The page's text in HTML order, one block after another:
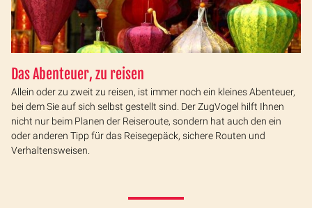
Das Abenteuer, zu reisen
Allein oder zu zweit zu reisen, ist immer noch ein kleines Abenteuer,
bei dem Sie auf sich selbst gestellt sind. Der ZugVogel hilft Ihnen
nicht nur beim Planen der Reiseroute, sondern hat auch den ein
oder anderen Tipp für das Reisegepäck, sichere Routen und
Verhaltensweisen.